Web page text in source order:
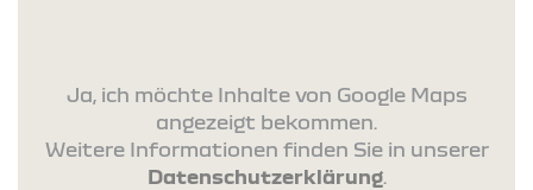
Ja, ich möchte Inhalte von Google Maps
angezeigt bekommen.
Weitere Informationen finden Sie in unserer
Datenschutzerklärung.